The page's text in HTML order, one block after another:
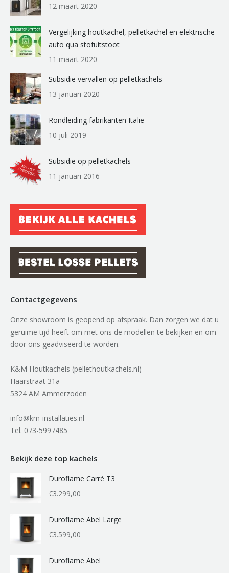
12 maart 2020
Vergelijking houtkachel, pelletkachel en elektrische
auto qua stofuitstoot
11 maart 2020
Subsidie vervallen op pelletkachels
13 januari 2020
Rondleiding fabrikanten Italië
10 juli 2019
Subsidie op pelletkachels
11 januari 2016
Contactgegevens
Onze showroom is geopend op afspraak. Dan zorgen we dat u
geruime tijd heeft om met ons de modellen te bekijken en om
door ons geadviseerd te worden.
K&M Houtkachels (pellethoutkachels.nl)
Haarstraat 31a
5324 AM Ammerzoden
info@km-installaties.nl
Tel. 073-5997485
Bekijk deze top kachels
Duroflame Carré T3
€3.299,00
Duroflame Abel Large
€3.599,00
Duroflame Abel